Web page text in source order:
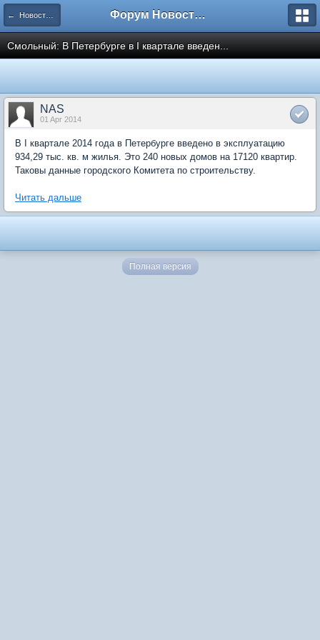
← Новости рынка недвижимости Форум Новостройки
Смольный: В Петербурге в I квартале введен...
NAS
01 Apr 2014
В I квартале 2014 года в Петербурге введено в эксплуатацию
934,29 тыс. кв. м жилья. Это 240 новых домов на 17120 квартир.
Таковы данные городского Комитета по строительству.
Читать дальше
Полная версия